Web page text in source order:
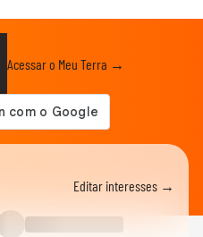
Acessar o Meu Terra →
Editar interesses →